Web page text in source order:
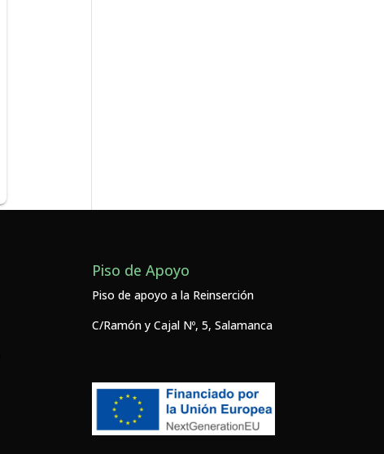
Piso de Apoyo
Piso de apoyo a la Reinserción
C/Ramón y Cajal Nº, 5, Salamanca